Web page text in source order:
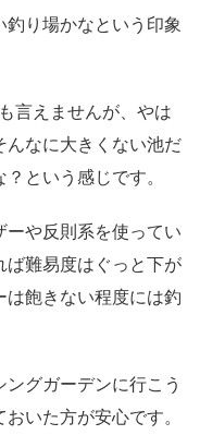
り場かなという印象
言えませんが、やは
んなに大きくない池だ
という感じです。
や反則系を使ってい
ば難易度はぐっと下が
は飽きない程度には釣
グガーデンに行こう
いた方が安心です。